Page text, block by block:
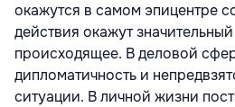
окажутся в самом эпицентре
действия окажут
происходящее. В деловой
дипломатичность и
ситуации. В личной жизни